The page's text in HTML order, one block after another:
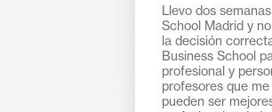
Llevo dos
School Madrid y
la decisión
Business School
profesional y
profesores que
pueden ser